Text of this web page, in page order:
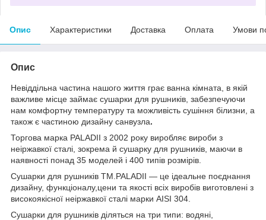
Опис Характеристики Доставка Оплата Умови
Опис
Невіддільна частина нашого життя грає ванна кімната, в якій
важливе місце займає сушарки для рушників, забезпечуючи
нам комфортну температуру та можливість сушіння білизни, а
також є частиною дизайну санвузла.
Торгова марка PALADII з 2002 року виробляє вироби з
неіржавкої сталі, зокрема й сушарку для рушників, маючи в
наявності понад 35 моделей і 400 типів розмірів.
Сушарки для рушників TM.PALADII — це ідеальне поєднання
дизайну, функціоналу,цени та якості всіх виробів виготовлені з
високоякісної неіржавкої сталі марки AISI 304.
Сушарки для рушників діляться на три типи: водяні,